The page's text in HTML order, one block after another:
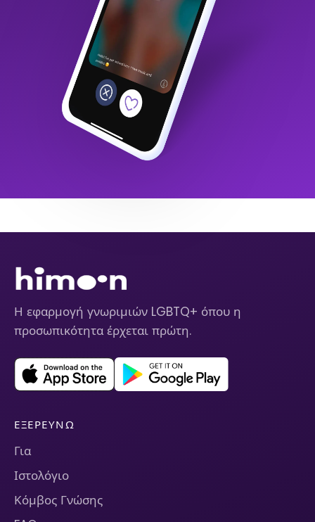
Η εφαρμογή γνωριμιών LGBTQ+ όπου η
προσωπικότητα έρχεται πρώτη.
ΕΞΕΡΕΥΝΏ
Για
Ιστολόγιο
Κόμβος Γνώσης